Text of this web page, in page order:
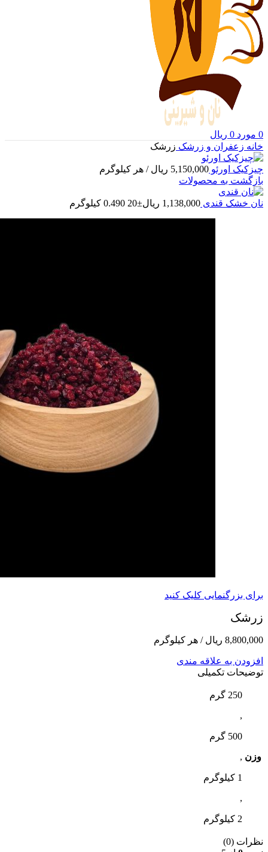
0 مورد 0 ریال
خانه زعفران و زرشک زرشک
چیزکیک اورئو 5,150,000 ریال / هر کیلوگرم
بازگشت به محصولات
نان خشک قندی 1,138,000 ریال±20 0.490 کیلوگرم
برای بزرگنمایی کلیک کنید
زرشک
8,800,000 ریال / هر کیلوگرم
افزودن به علاقه مندی
توضیحات تکمیلی
وزن
250 گرم
,
500 گرم
,
1 کیلوگرم
,
2 کیلوگرم
نظرات (0)